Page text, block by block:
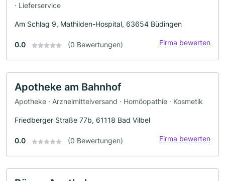
· Lieferservice
Am Schlag 9, Mathilden-Hospital, 63654 Büdingen
0.0 (0 Bewertungen) Firma bewerten
Apotheke am Bahnhof
Apotheke · Arzneimittelversand · Homöopathie · Kosmetik
Friedberger Straße 77b, 61118 Bad Vilbel
0.0 (0 Bewertungen) Firma bewerten